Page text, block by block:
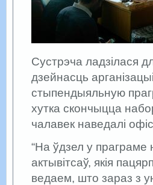
Сустрэча ладзілася
дзейнасць
стыпендыяльную
хутка скончыцца
чалавек наведалі
“На ўдзел у праграме
актывітсаў, якія
ведаем, што зараз з